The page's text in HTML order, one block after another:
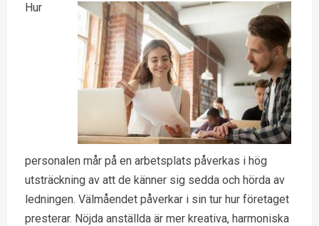
Hur
personalen mår på en arbetsplats påverkas i hög
utsträckning av att de känner sig sedda och hörda av
ledningen. Välmåendet påverkar i sin tur hur företaget
presterar. Nöjda anställda är mer kreativa, harmoniska